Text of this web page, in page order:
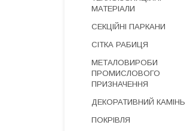
МАТЕРІАЛИ
СЕКЦІЙНІ ПАРКАНИ
СІТКА РАБИЦЯ
МЕТАЛОВИРОБИ
ПРОМИСЛОВОГО
ПРИЗНАЧЕННЯ
ДЕКОРАТИВНИЙ КАМІНЬ
ПОКРІВЛЯ